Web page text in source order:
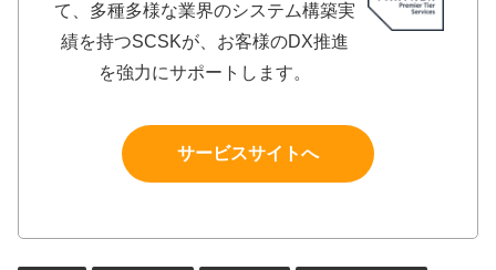
て、多種多様な業界のシステム構築実
績を持つSCSKが、お客様のDX推進
を強力にサポートします。
サービスサイトへ